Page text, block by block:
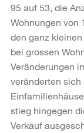
95 auf 53, die
Wohnungen von
den ganz
bei grossen
Veränderungen
veränderten
stieg hingegen
Verkauf